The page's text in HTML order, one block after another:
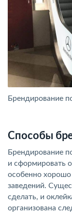
Брендирование
Способы
Брендирование
и сформировать
особенно хорошо
заведений.
сделать, и
организована